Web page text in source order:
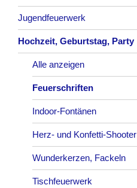
Reibkopfknaller
Frösche, Pfeiffer
Fontänen
Sonnen
Feuervögel
Römische Lichter
Mit Rumms
Bezaubernde Effekte
Alle anzeigen
Bengalos
Rauchartikel
Jugendfeuerwerk
Alle anzeigen
Hochzeit, Geburtstag, Party
Alle anzeigen
Feuerschriften
Indoor-Fontänen
Herz- und Konfetti-Shooter
Wunderkerzen, Fackeln
Tischfeuerwerk